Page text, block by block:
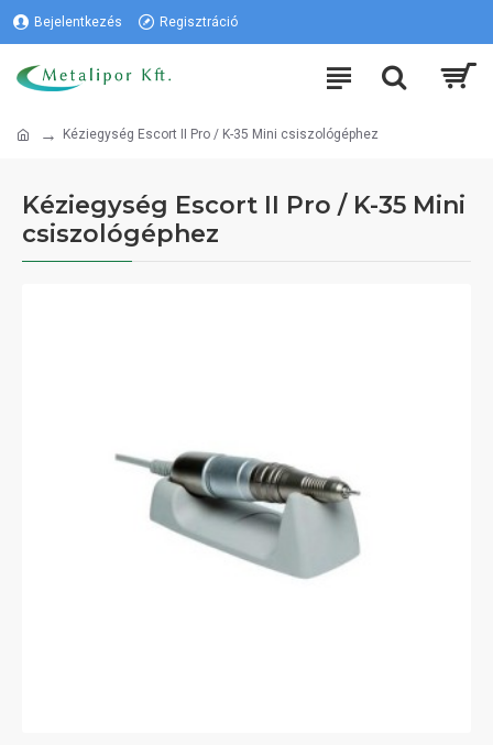
Bejelentkezés Regisztráció
Kéziegység Escort II Pro / K-35 Mini csiszológéphez
Kéziegység Escort II Pro / K-35 Mini
csiszológéphez